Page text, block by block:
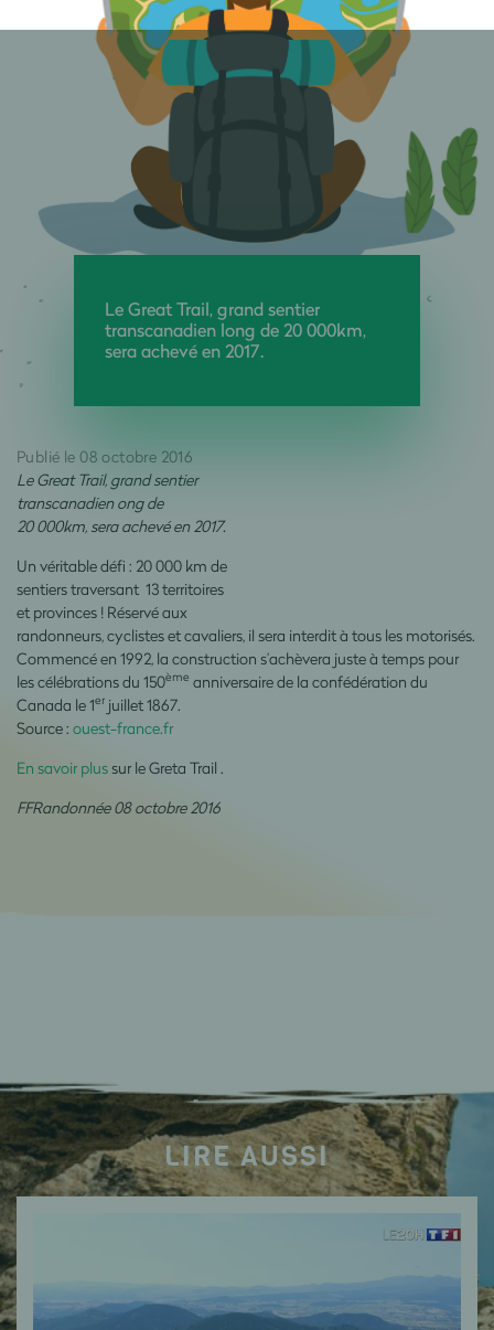
Le Great Trail, grand sentier
transcanadien long de 20 000km,
sera achevé en 2017.
Publié le 08 octobre 2016
Le Great Trail, grand sentier
transcanadien ong de
20 000km, sera achevé en 2017.
Un véritable défi : 20 000 km de
sentiers traversant 13 territoires
et provinces ! Réservé aux
randonneurs, cyclistes et cavaliers, il sera interdit à tous les motorisés.
Commencé en 1992, la construction s’achèvera juste à temps pour
les célébrations du 150ème anniversaire de la confédération du
Canada le 1er juillet 1867.
Source : ouest-france.fr
En savoir plus sur le Greta Trail .
FFRandonnée 08 octobre 2016
LIRE AUSSI